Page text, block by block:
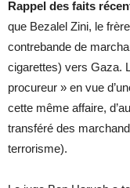
Rappel des faits
que Bezalel Zini, le
contrebande de
cigarettes) vers Gaza.
procureur » en vue
cette même affaire,
transféré des
terrorisme).